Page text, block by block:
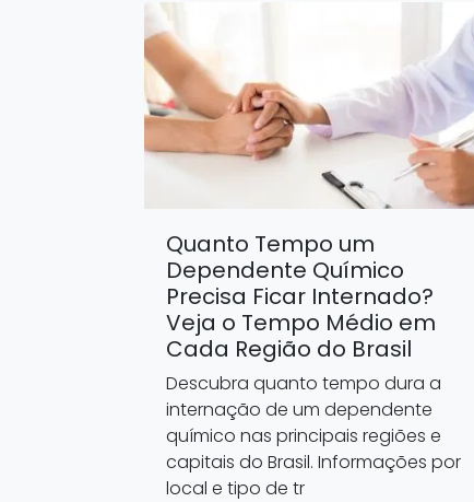
Quanto Tempo um
Dependente Químico
Precisa Ficar Internado?
Veja o Tempo Médio em
Cada Região do Brasil
Descubra quanto tempo dura a
internação de um dependente
químico nas principais regiões e
capitais do Brasil. Informações por
local e tipo de tr